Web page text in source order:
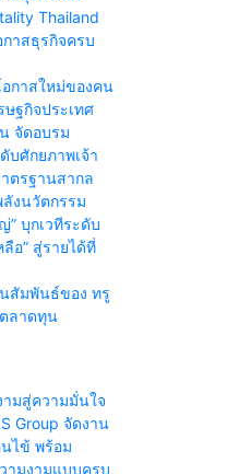
Thailand
าสธุรกิจครบ
กาสใหม่ของคน
ฐกิจประเทศ
จัดอบรม
บศักยภาพเจ้า
ตรฐานสากล
งนวัตกรรม
บุกเวทีระดับ
อ” สู่รายได้ที่
สัมพันธ์ของ ทรู
ลาดทุน
ามสู่ความมั่นใจ
Group จัดงาน
ไข้ พร้อม
ามงามแบบครบ